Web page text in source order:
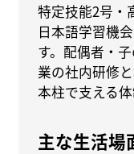
特定技能2号・
日本語学習機
す。配偶者・
業の社内研修
本柱で支える
主な生活場